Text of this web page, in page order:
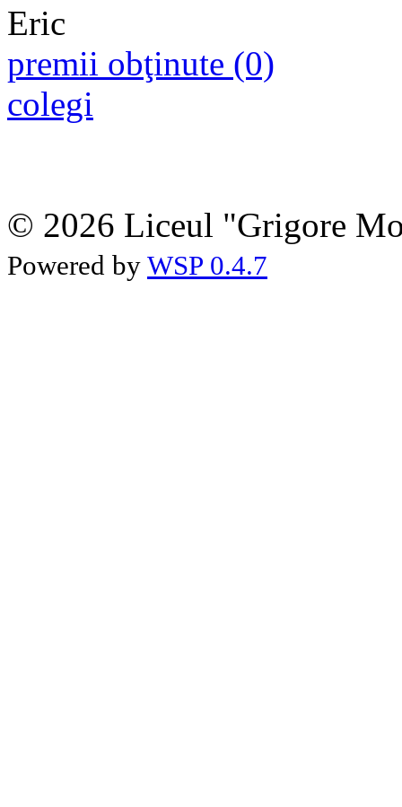
premii obţinute (0)
colegi
© 2026 Liceul "Grigore
Powered by WSP 0.4.7